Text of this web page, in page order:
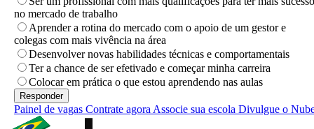
no mercado de trabalho
Aprender a rotina do mercado com o apoio de um gestor e
colegas com mais vivência na área
Desenvolver novas habilidades técnicas e comportamentais
Ter a chance de ser efetivado e começar minha carreira
Colocar em prática o que estou aprendendo nas aulas
Painel de vagas Contrate agora Associe sua escola Divulgue o